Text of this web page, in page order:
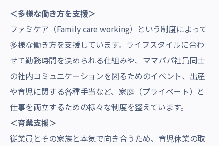
＜多様な働き方を支援＞
ファミケア（Family care working）という制度によって
多様な働き方を支援しています。ライフスタイルに合わ
せて勤務時間を決められる仕組みや、ママパパ社員同士
の社内コミュニケーションを図るためのイベント、出産
や育児に関する各種手当など、家庭（プライベート）と
仕事を両立するための様々な制度を整えています。
＜育業支援＞
従業員とその家族と本気で向き合うため、育児休業の取